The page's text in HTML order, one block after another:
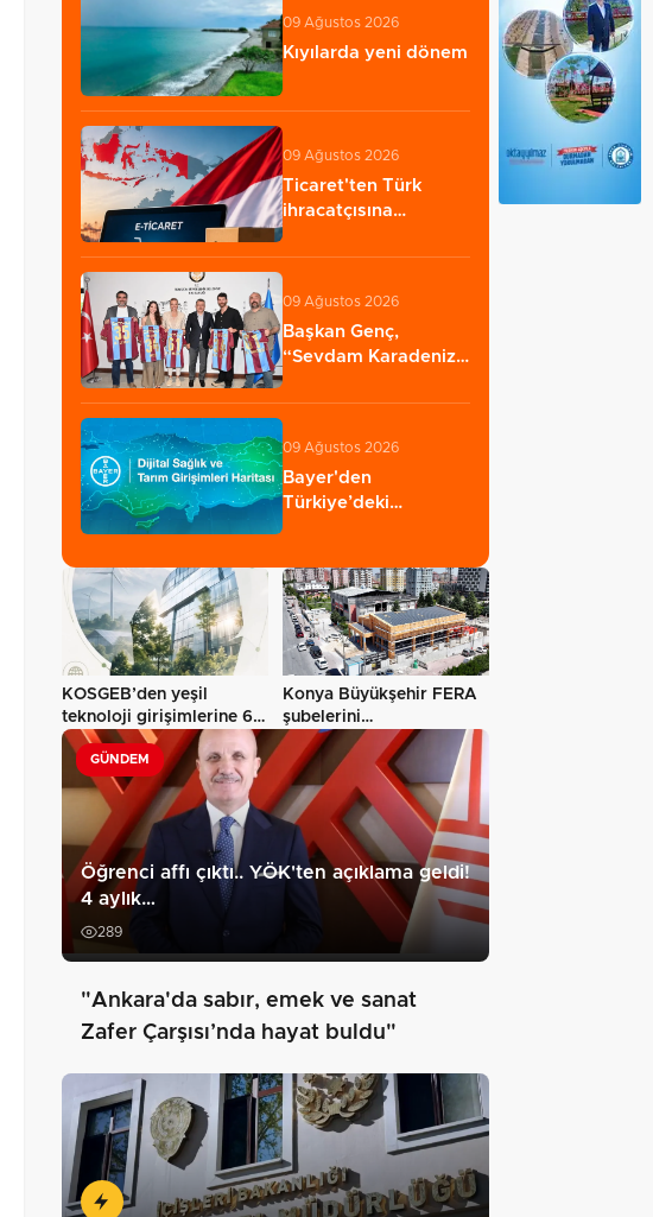
09 Ağustos 2026
Kıyılarda yeni dönem
09 Ağustos 2026
Ticaret'ten Türk
ihracatçısına
rehberi…
09 Ağustos 2026
Başkan Genç,
“Sevdam Karadeniz”
09 Ağustos 2026
Bayer'den
Türkiye’deki
KOSGEB’den yeşil
teknoloji girişimlerine 6,5
milyon…
Konya Büyükşehir FERA
şubelerini
yaygınlaştırıyor
GÜNDEM
Öğrenci affı çıktı.. YÖK'ten açıklama geldi!
4 aylık…
289
"Ankara'da sabır, emek ve sanat
Zafer Çarşısı’nda hayat buldu"